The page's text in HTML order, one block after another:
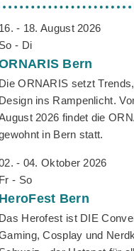
16. - 18. August 2026
So - Di
Bern
Die ORNARIS setzt
Design ins Rampenlicht.
2026 findet die
in Bern statt.
- 04. Oktober 2026
Fr - So
HeroFest Bern
Das Herofest ist DIE
Cosplay und